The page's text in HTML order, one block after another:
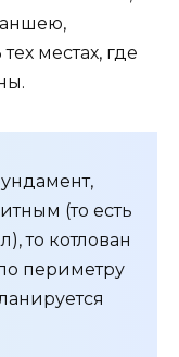
местах, где
(то есть
то котлован
периметру